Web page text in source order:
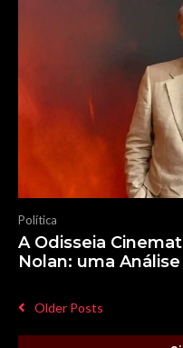
Política
A Odisseia
Nolan: uma
Older Posts